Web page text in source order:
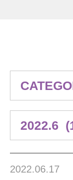
2022.06.17